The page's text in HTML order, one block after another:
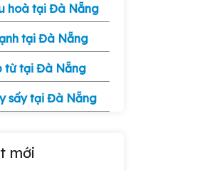
hoà tại Đà Nẵng
tại Đà Nẵng
từ tại Đà Nẵng
sấy tại Đà Nẵng
mới